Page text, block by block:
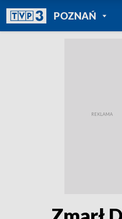
POZNAŃPOWRÓT DO
TVP REGIONY